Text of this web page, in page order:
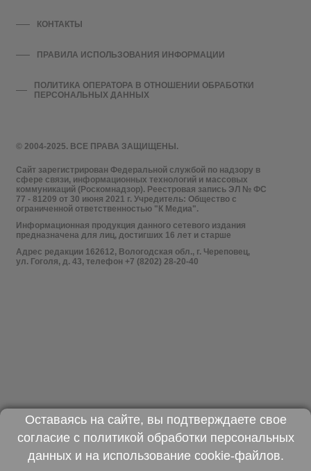
© 2004-2025. ВСЕ ПРАВА ЗАЩИЩЕНЫ.
Сайт зарегистрирован Федеральной службой по надзору в
сфере связи, информационных технологий и массовых
коммуникаций (Роскомнадзор). Реестровая запись ЭЛ № ФС
77 - 81209 от 30 июня 2021 г. Учредитель: Общество с
ограниченной ответственностью "К Медиа".
Информационная продукция данного сетевого издания
предназначена для лиц, достигших 16 лет и старше
Адрес редакции 162612, Вологодская обл., г. Череповец,
ул. Гоголя, д. 43, телефон +7 (8202) 28-20-40
КОНТАКТЫ
ПРАВИЛА ИСПОЛЬЗОВАНИЯ ИНФОРМАЦИИ
ПОЛИТИКА ОПЕРАТОРА В ОТНОШЕНИИ ОБРАБОТКИ
ПЕРСОНАЛЬНЫХ ДАННЫХ
Оставаясь на сайте, вы подтверждаете свое
согласие с политикой обработки персональных
данныхи на использование cookie-файлов.